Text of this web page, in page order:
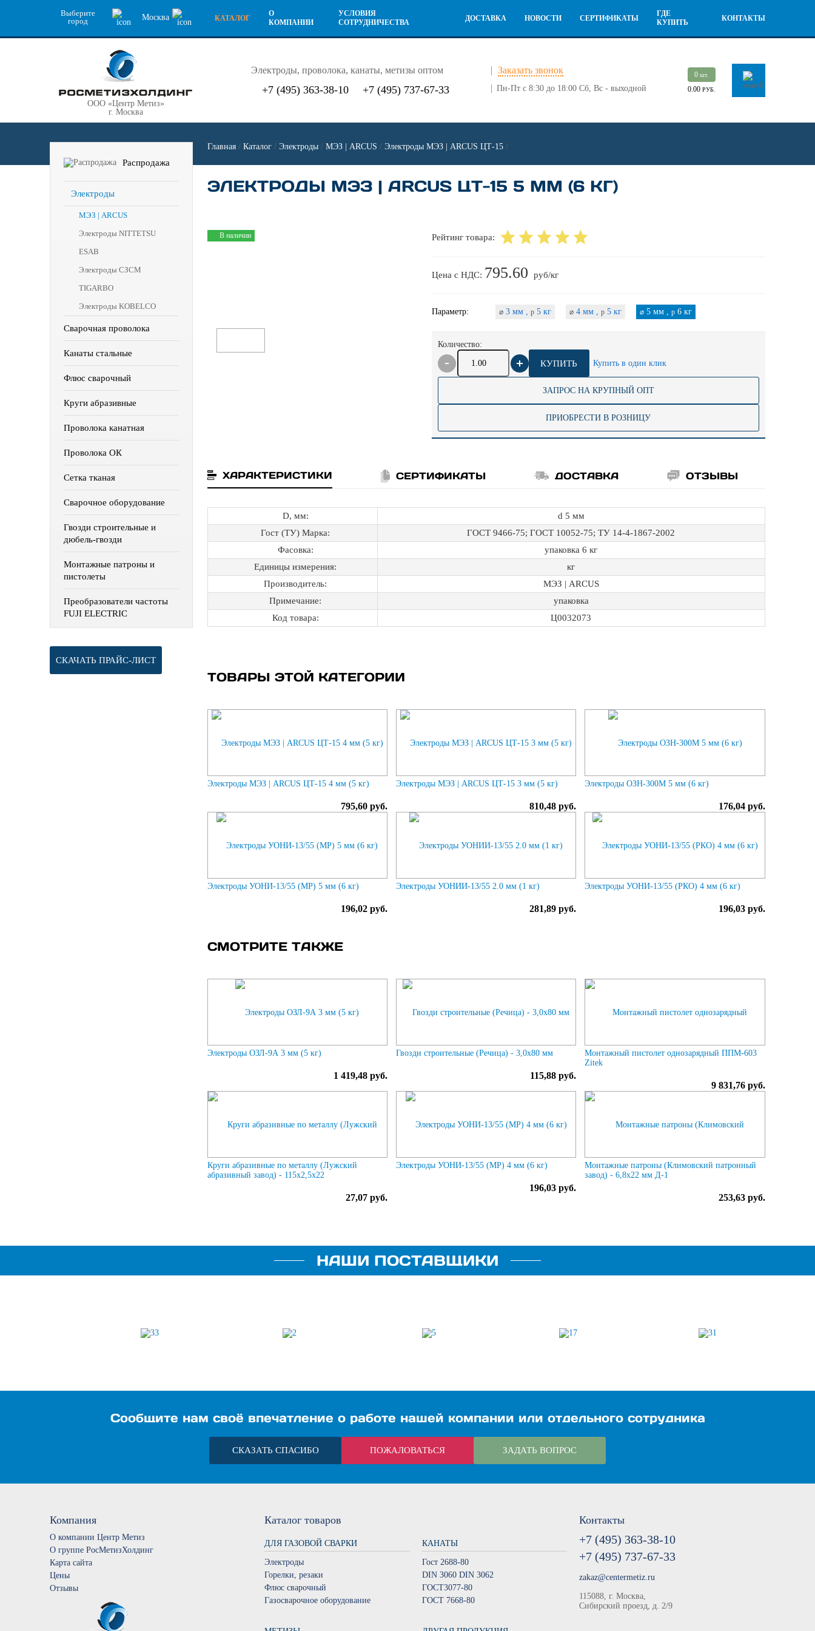
Выберите
город
Москва КАТАЛОГ
О
КОМПАНИИ
УСЛОВИЯ
СОТРУДНИЧЕСТВА
ДОСТАВКА НОВОСТИ СЕРТИФИКАТЫ
ГДЕ
КУПИТЬ
КОНТАКТЫ
ООО «Центр Метиз»
г. Москва
Электроды, проволока, канаты, метизы оптом Заказать звонок
+7 (495) 363-38-10 +7 (495) 737-67-33 Пн-Пт с 8:30 до 18:00 Сб, Вс - выходной
0шт.
0.00 РУБ.
Распродажа
Электроды
МЭЗ | ARCUS
Электроды NITTETSU
ESAB
Электроды СЗСМ
TIGARBO
Электроды KOBELCO
Сварочная проволока
Канаты стальные
Флюс сварочный
Круги абразивные
Проволока канатная
Проволока ОК
Сетка тканая
Сварочное оборудование
Гвозди строительные и
дюбель-гвозди
Монтажные патроны и
пистолеты
Преобразователи частоты
FUJI ELECTRIC
СКАЧАТЬ ПРАЙС-ЛИСТ
Главная / Каталог / Электроды / МЭЗ | ARCUS / Электроды МЭЗ | ARCUS ЦТ-15 /
ЭЛЕКТРОДЫ МЭЗ | ARCUS ЦТ-15 5 ММ (6 КГ)
В наличии Рейтинг товара:
Цена с НДС: 795.60 руб/кг
Параметр: ⌀3 мм , p5 кг ⌀4 мм , p5 кг ⌀5 мм , p6 кг
Количество:
КУПИТЬ Купить в один клик
ЗАПРОС НА КРУПНЫЙ ОПТ
ПРИОБРЕСТИ В РОЗНИЦУ
ХАРАКТЕРИСТИКИ СЕРТИФИКАТЫ ДОСТАВКА ОТЗЫВЫ
D, мм:
d 5 мм
Гост (ТУ) Марка:
ГОСТ 9466-75; ГОСТ 10052-75; ТУ 14-4-1867-2002
Фасовка:
упаковка 6 кг
Единицы измерения:
кг
Производитель:
МЭЗ | ARCUS
Примечание:
упаковка
Код товара:
Ц0032073
ТОВАРЫ ЭТОЙ КАТЕГОРИИ
Электроды МЭЗ | ARCUS ЦТ-15 4 мм (5 кг)
795,60 руб.
Электроды МЭЗ | ARCUS ЦТ-15 3 мм (5 кг)
810,48 руб.
Электроды ОЗН-300М 5 мм (6 кг)
176,04 руб.
Электроды УОНИ-13/55 (МР) 5 мм (6 кг)
196,02 руб.
Электроды УОНИИ-13/55 2.0 мм (1 кг)
281,89 руб.
Электроды УОНИ-13/55 (РКО) 4 мм (6 кг)
196,03 руб.
СМОТРИТЕ ТАКЖЕ
Электроды ОЗЛ-9А 3 мм (5 кг)
1 419,48 руб.
Гвозди строительные (Речица) - 3,0х80 мм
115,88 руб.
Монтажный пистолет однозарядный ППМ-603
Zitek
9 831,76 руб.
Круги абразивные по металлу (Лужский
абразивный завод) - 115х2,5х22
27,07 руб.
Электроды УОНИ-13/55 (МР) 4 мм (6 кг)
196,03 руб.
Монтажные патроны (Климовский патронный
завод) - 6,8х22 мм Д-1
253,63 руб.
НАШИ ПОСТАВЩИКИ
Сообщите нам своё впечатление о работе нашей компании или отдельного сотрудника
СКАЗАТЬ СПАСИБО ПОЖАЛОВАТЬСЯ ЗАДАТЬ ВОПРОС
Компания
О компании Центр Метиз
О группе РосМетизХолдинг
Карта сайта
Цены
Отзывы
Каталог товаров
ДЛЯ ГАЗОВОЙ СВАРКИ
Электроды
Горелки, резаки
Флюс сварочный
Газосварочное оборудование
КАНАТЫ
Гост 2688-80
DIN 3060 DIN 3062
ГОСТ3077-80
ГОСТ 7668-80
Контакты
+7 (495) 363-38-10
+7 (495) 737-67-33
zakaz@centermetiz.ru
115088, г. Москва,
Сибирский проезд, д. 2/9